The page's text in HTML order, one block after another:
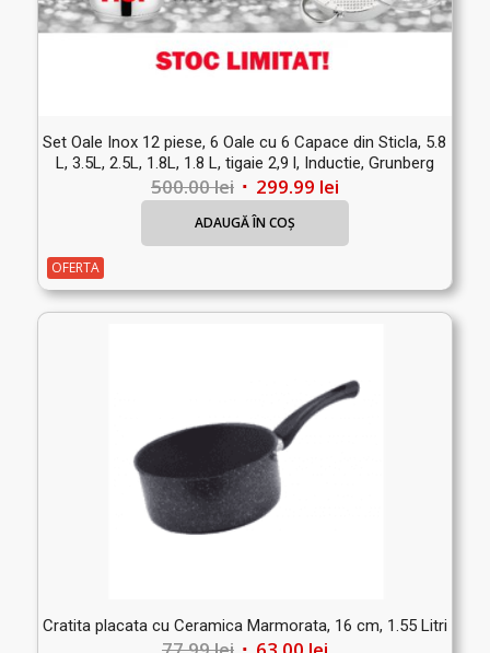
Set Oale Inox 12 piese, 6 Oale cu 6 Capace din Sticla, 5.8
L, 3.5L, 2.5L, 1.8L, 1.8 L, tigaie 2,9 l, Inductie, Grunberg
500.00lei Prețul
inițial
500.00 lei.
299.99 leiPrețul
curent
este:
ADAUGĂ ÎN COȘ
OFERTA
Cratita placata cu Ceramica Marmorata, 16 cm, 1.55 Litri